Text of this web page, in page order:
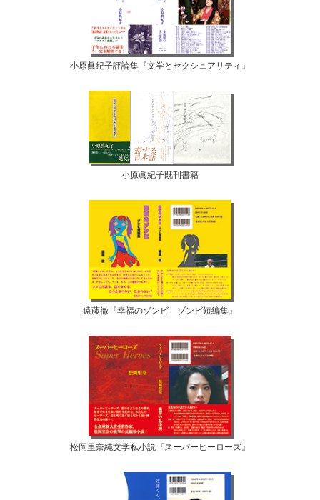
小原眞紀子評論集『文学とセクシュアリティ』
小原眞紀子既刊書籍
遠藤徹『幸福のゾンビ ゾンビ短編集』
松岡里奈純文学私小説『スーパーヒーローズ』